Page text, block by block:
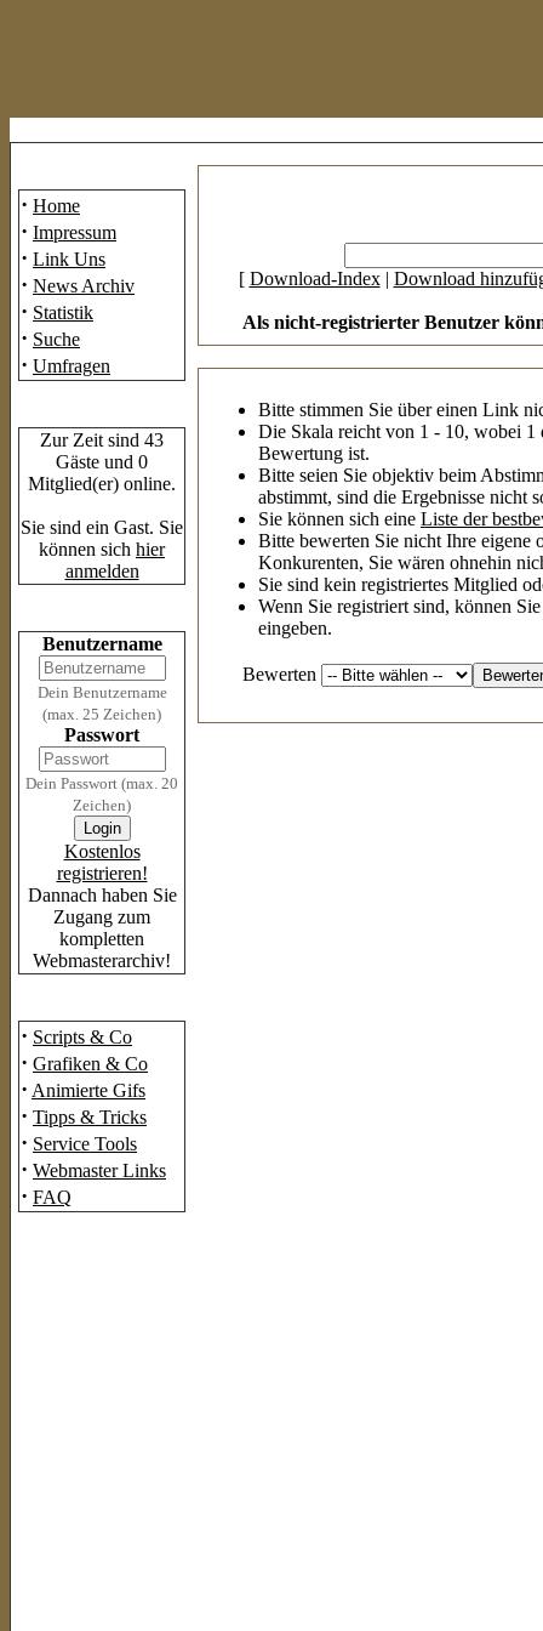
· Home
· Impressum
· Link Uns
· News Archiv
· Statistik
· Suche
· Umfragen
Zur Zeit sind 43
Gäste und 0
Mitglied(er) online.
Sie sind ein Gast. Sie
können sich hier
anmelden
Benutzername
Dein Benutzername
(max. 25 Zeichen)
Passwort
Dein Passwort (max. 20
Zeichen)
Kostenlos
registrieren!
Dannach haben Sie
Zugang zum
kompletten
Webmasterarchiv!
· Scripts & Co
· Grafiken & Co
· Animierte Gifs
· Tipps & Tricks
· Service Tools
· Webmaster Links
· FAQ
[ Download-Index| Download
Als nicht-registrierter Benutzer
Bitte stimmen Sie über einen Link
Die Skala reicht von 1 - 10, wobei 1
Bewertung ist.
Bitte seien Sie objektiv beim
abstimmt, sind die Ergebnisse nicht
Sie können sich eine Liste der
Bitte bewerten Sie nicht Ihre eigene
Konkurenten, Sie wären ohnehin
Sie sind kein registriertes Mitglied
Wenn Sie registriert sind, können
eingeben.
Bewerten